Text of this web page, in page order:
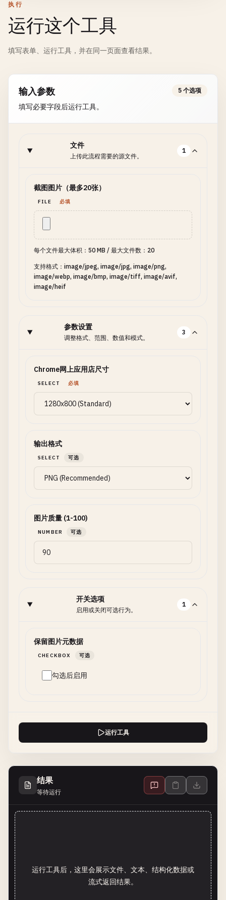
执行
运行这个工具
填写表单、运行工具，并在同一页面查看结果。
输入参数
填写必要字段后运行工具。
5 个选项
文件
上传此流程需要的源文件。
1
截图图片（最多20张）
FILE 必填
每个文件最大体积：50 MB / 最大文件数：20
支持格式：image/jpeg, image/jpg, image/png,
image/webp, image/bmp, image/tiff, image/avif,
image/heif
参数设置
调整格式、范围、数值和模式。
3
Chrome网上应用店尺寸
SELECT 必填
输出格式
SELECT 可选
图片质量 (1-100)
NUMBER 可选
开关选项
启用或关闭可选行为。
1
保留图片元数据
CHECKBOX 可选
勾选后启用
运行工具
结果
等待运行
运行工具后，这里会展示文件、文本、结构化数据或
流式返回结果。